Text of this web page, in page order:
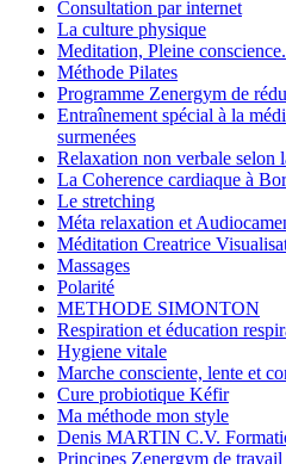
Consultation par internet
La culture physique
Meditation, Pleine
Méthode Pilates
Programme Zenergym de
Entraînement spécial à la
surmenées
Relaxation non verbale selon
La Coherence cardiaque à
Le stretching
Méta relaxation et
Méditation Creatrice
Massages
Polarité
METHODE SIMONTON
Respiration et éducation
Hygiene vitale
Marche consciente, lente et
Cure probiotique Kéfir
Ma méthode mon style
Denis MARTIN C.V.
Principes Zenergym de travail